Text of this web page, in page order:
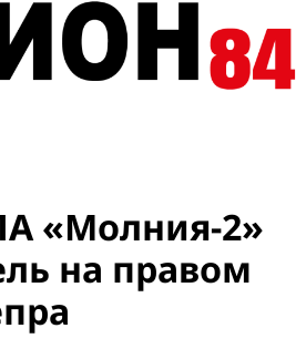
«Молния-2»
на правом